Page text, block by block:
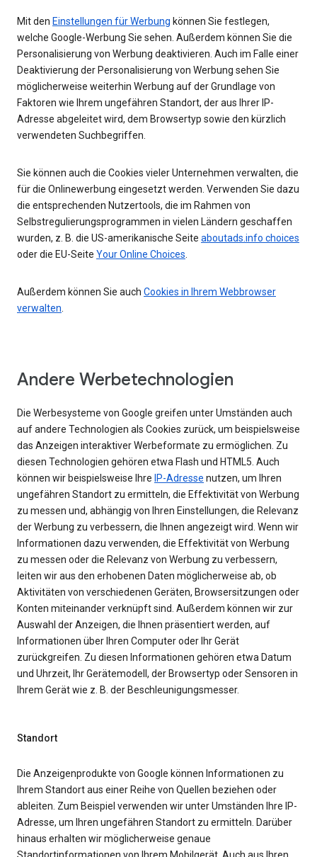
Mit den Einstellungen für Werbung können Sie festlegen,
welche Google-Werbung Sie sehen. Außerdem können Sie die
Personalisierung von Werbung deaktivieren. Auch im Falle einer
Deaktivierung der Personalisierung von Werbung sehen Sie
möglicherweise weiterhin Werbung auf der Grundlage von
Faktoren wie Ihrem ungefähren Standort, der aus Ihrer IP-
Adresse abgeleitet wird, dem Browsertyp sowie den kürzlich
verwendeten Suchbegriffen.
Sie können auch die Cookies vieler Unternehmen verwalten, die
für die Onlinewerbung eingesetzt werden. Verwenden Sie dazu
die entsprechenden Nutzertools, die im Rahmen von
Selbstregulierungsprogrammen in vielen Ländern geschaffen
wurden, z. B. die US-amerikanische Seite aboutads.info choices
oder die EU-Seite Your Online Choices.
Außerdem können Sie auch Cookies in Ihrem Webbrowser
verwalten.
Andere Werbetechnologien
Die Werbesysteme von Google greifen unter Umständen auch
auf andere Technologien als Cookies zurück, um beispielsweise
das Anzeigen interaktiver Werbeformate zu ermöglichen. Zu
diesen Technologien gehören etwa Flash und HTML5. Auch
können wir beispielsweise Ihre IP-Adresse nutzen, um Ihren
ungefähren Standort zu ermitteln, die Effektivität von Werbung
zu messen und, abhängig von Ihren Einstellungen, die Relevanz
der Werbung zu verbessern, die Ihnen angezeigt wird. Wenn wir
Informationen dazu verwenden, die Effektivität von Werbung
zu messen oder die Relevanz von Werbung zu verbessern,
leiten wir aus den erhobenen Daten möglicherweise ab, ob
Aktivitäten von verschiedenen Geräten, Browsersitzungen oder
Konten miteinander verknüpft sind. Außerdem können wir zur
Auswahl der Anzeigen, die Ihnen präsentiert werden, auf
Informationen über Ihren Computer oder Ihr Gerät
zurückgreifen. Zu diesen Informationen gehören etwa Datum
und Uhrzeit, Ihr Gerätemodell, der Browsertyp oder Sensoren in
Ihrem Gerät wie z. B. der Beschleunigungsmesser.
Standort
Die Anzeigenprodukte von Google können Informationen zu
Ihrem Standort aus einer Reihe von Quellen beziehen oder
ableiten. Zum Beispiel verwenden wir unter Umständen Ihre IP-
Adresse, um Ihren ungefähren Standort zu ermitteln. Darüber
hinaus erhalten wir möglicherweise genaue